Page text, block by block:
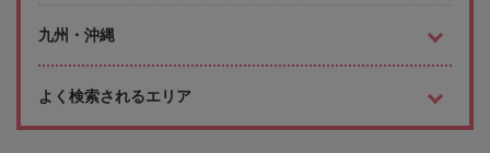
九州・沖縄
よく検索されるエリア